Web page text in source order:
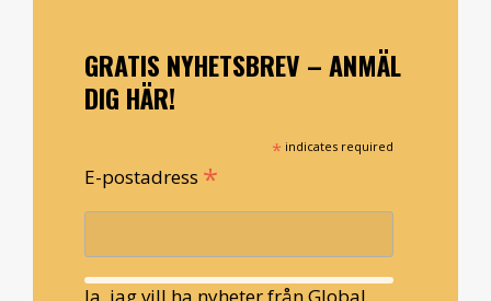
GRATIS NYHETSBREV – ANMÄL
DIG HÄR!
* indicates required
E-postadress *